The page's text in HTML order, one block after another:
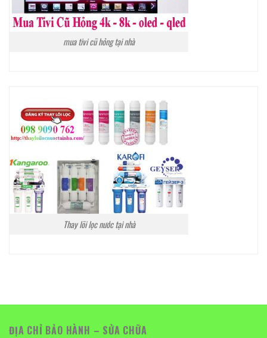
mua tivi cũ hỏng tại nhà
Thay lõi lọc nước tại nhà
ĐỊA CHỈ BẢO HÀNH – SỬA CHỮA